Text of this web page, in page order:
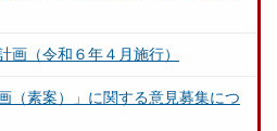
画（令和６年４月施行）
（素案）」に関する意見募集につ